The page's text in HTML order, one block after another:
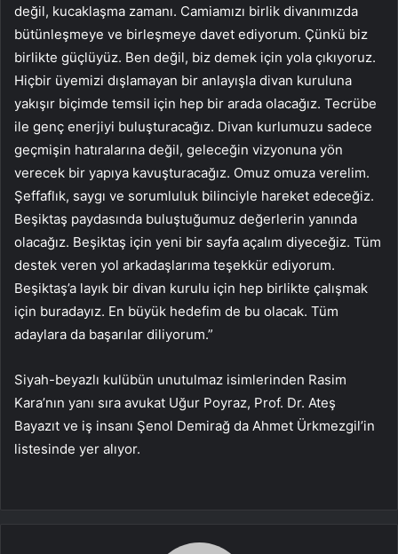
değil, kucaklaşma zamanı. Camiamızı birlik divanımızda
bütünleşmeye ve birleşmeye davet ediyorum. Çünkü biz
birlikte güçlüyüz. Ben değil, biz demek için yola çıkıyoruz.
Hiçbir üyemizi dışlamayan bir anlayışla divan kuruluna
yakışır biçimde temsil için hep bir arada olacağız. Tecrübe
ile genç enerjiyi buluşturacağız. Divan kurlumuzu sadece
geçmişin hatıralarına değil, geleceğin vizyonuna yön
verecek bir yapıya kavuşturacağız. Omuz omuza verelim.
Şeffaflık, saygı ve sorumluluk bilinciyle hareket edeceğiz.
Beşiktaş paydasında buluştuğumuz değerlerin yanında
olacağız. Beşiktaş için yeni bir sayfa açalım diyeceğiz. Tüm
destek veren yol arkadaşlarıma teşekkür ediyorum.
Beşiktaş’a layık bir divan kurulu için hep birlikte çalışmak
için buradayız. En büyük hedefim de bu olacak. Tüm
adaylara da başarılar diliyorum.”
Siyah-beyazlı kulübün unutulmaz isimlerinden Rasim
Kara’nın yanı sıra avukat Uğur Poyraz, Prof. Dr. Ateş
Bayazıt ve iş insanı Şenol Demirağ da Ahmet Ürkmezgil’in
listesinde yer alıyor.